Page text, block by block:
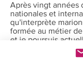
Après vingt années
nationales et
qu'interprète
formée au métier
et je poursuis
parcours par de
collaborations avec